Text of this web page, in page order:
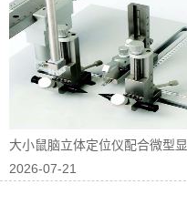
大小鼠脑立体定位仪配合微型显
微镜进行在体...
2026-07-21